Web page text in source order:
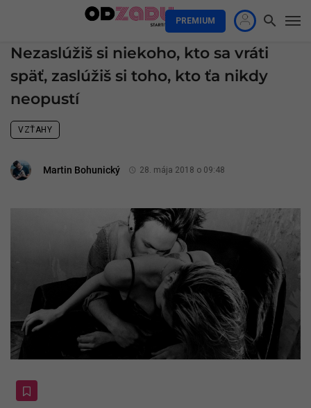
PREMIUM
Nezaslúžiš si niekoho, kto sa vráti
späť, zaslúžiš si toho, kto ťa nikdy
neopustí
VZŤAHY
Martin Bohunický 28. mája 2018 o 09:48